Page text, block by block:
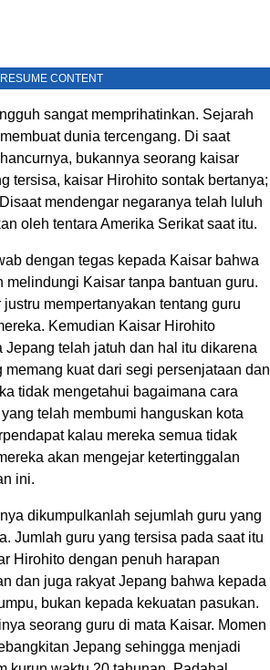
CONTENT
sangat memprihatinkan. Sejarah
dunia tercengang. Di saat
bukannya seorang kaisar
tersisa, kaisar Hirohito sontak bertanya;
mendengar negaranya telah luluh
oleh tentara Amerika Serikat saat itu.
dengan tegas kepada Kaisar bahwa
melindungi Kaisar tanpa bantuan guru.
mempertanyakan tentang guru
Kemudian Kaisar Hirohito
telah jatuh dan hal itu dikarena
kuat dari segi persenjataan dan
tidak mengetahui bagaimana cara
telah membumi hanguskan kota
kalau mereka semua tidak
akan mengejar ketertinggalan
ini.
dikumpulkanlah sejumlah guru yang
Jumlah guru yang tersisa pada saat itu
Hirohito dengan penuh harapan
dan juga rakyat Jepang bahwa kepada
bukan kepada kekuatan pasukan.
seorang guru di mata Kaisar. Momen
Jepang sehingga menjadi